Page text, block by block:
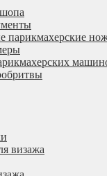
парикмахерские
визажа